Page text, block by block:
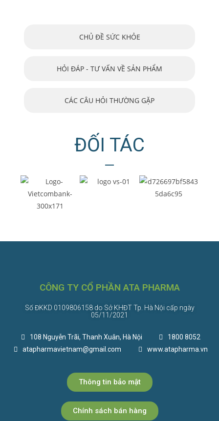
CHỦ ĐỀ SỨC KHỎE
HỎI ĐÁP - TƯ VẤN VỀ SẢN PHẨM
CÁC CÂU HỎI THƯỜNG GẶP
ĐỐI TÁC
CÔNG TY CỔ PHẦN ATA PHARMA
Số ĐKKD 0109806158 do Sở KHĐT Tp. Hà Nội cấp ngày
05/11/2021
108 Nguyễn Trãi, Thanh Xuân, Hà Nội
1800 8052
atapharmavietnam@gmail.com
www.atapharma.vn
Thông tin bảo mật
Chính sách bán hàng